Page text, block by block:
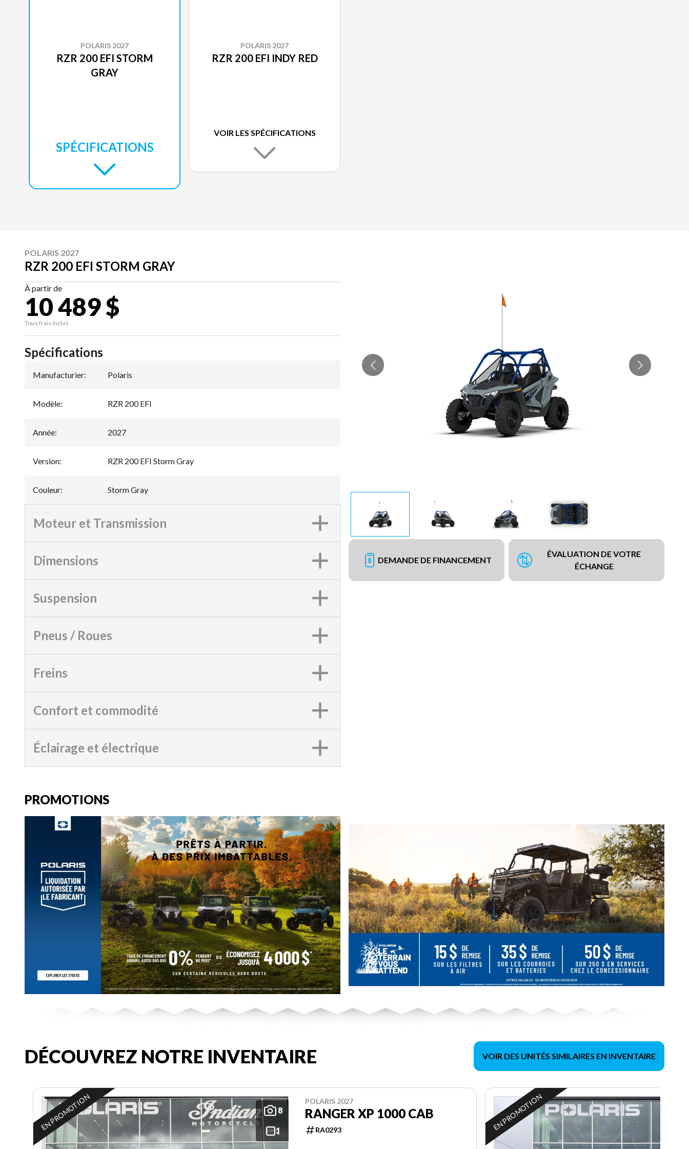
POLARIS 2027
RZR 200 EFI STORM
GRAY
SPÉCIFICATIONS
POLARIS 2027
RZR 200 EFI INDY RED
VOIR LES SPÉCIFICATIONS
POLARIS 2027
RZR 200 EFI STORM GRAY
À partir de
10 489 $
Tous frais inclus
DEMANDE DE FINANCEMENT
ÉVALUATION DE VOTRE
ÉCHANGE
Spécifications
Manufacturier: Polaris
Modèle: RZR 200 EFI
Année: 2027
Version: RZR 200 EFI Storm Gray
Couleur: Storm Gray
Moteur et Transmission
Dimensions
Suspension
Pneus / Roues
Freins
Confort et commodité
Éclairage et électrique
PROMOTIONS
DÉCOUVREZ NOTRE INVENTAIRE VOIR DES UNITÉS SIMILAIRES EN INVENTAIRE
8
EN PROMOTION POLARIS 2027
RANGER XP 1000 CAB
RA0293 EN PROMOTION